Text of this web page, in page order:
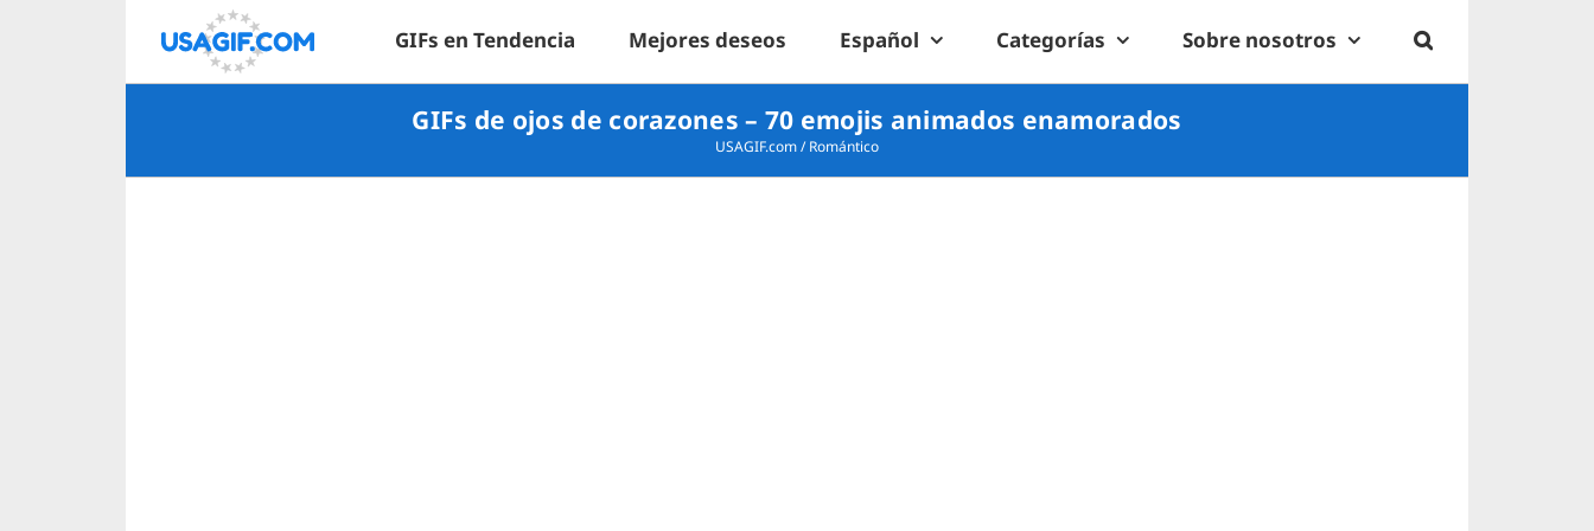
GIFs en Tendencia Mejores deseos Español Categorías Sobre nosotros
GIFs de ojos de corazones – 70 emojis animados enamorados
USAGIF.com/Romántico